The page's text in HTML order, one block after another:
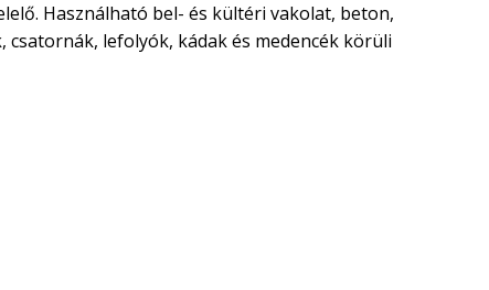
Használható bel- és kültéri vakolat, beton,
lefolyók, kádak és medencék körüli